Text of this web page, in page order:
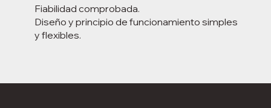
Fiabilidad comprobada.
Diseño y principio de funcionamiento simples
y flexibles.